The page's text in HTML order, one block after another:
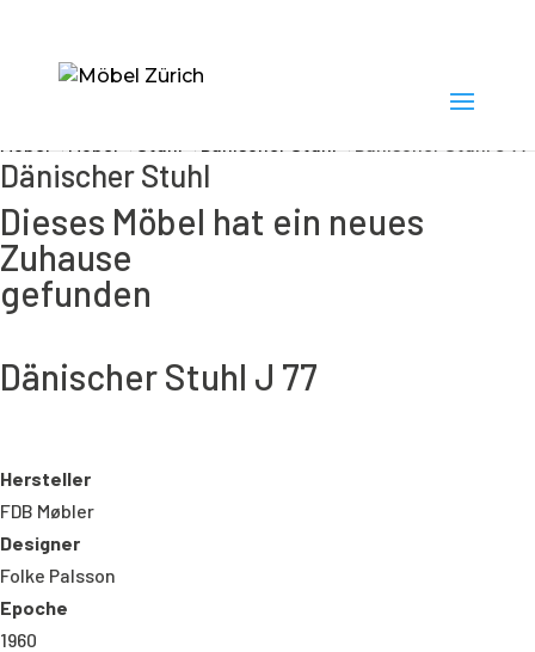
Dänischer Stuhl
Dieses Möbel hat ein neues
Zuhause
gefunden
Dänischer Stuhl J 77
Hersteller
FDB Møbler
Designer
Folke Palsson
Epoche
1960